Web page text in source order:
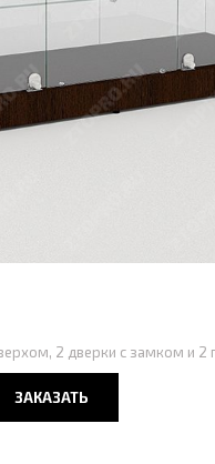
2 дверки с замком и 2
ЗАКАЗАТЬ